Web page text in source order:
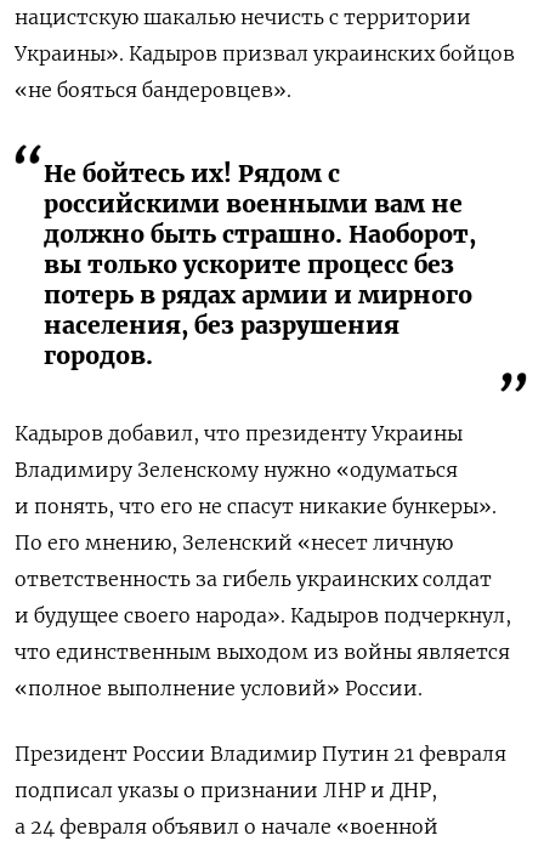
нацистскую шакалью нечисть с территории
Украины». Кадыров призвал украинских бойцов
«не бояться бандеровцев».
Не бойтесь их! Рядом с
российскими военными вам не
должно быть страшно. Наоборот,
вы только ускорите процесс без
потерь в рядах армии и мирного
населения, без разрушения
городов.
Кадыров добавил, что президенту Украины
Владимиру Зеленскому нужно «одуматься
и понять, что его не спасут никакие бункеры».
По его мнению, Зеленский «несет личную
ответственность за гибель украинских солдат
и будущее своего народа». Кадыров подчеркнул,
что единственным выходом из войны является
«полное выполнение условий» России.
Президент России Владимир Путин 21 февраля
подписал указы о признании ЛНР и ДНР,
а 24 февраля объявил о начале «военной